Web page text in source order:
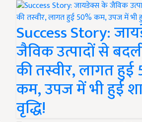
Success Story:
जैविक उत्पादों से
की तस्वीर, लागत हुई
कम, उपज में भी हुई
वृद्धि!